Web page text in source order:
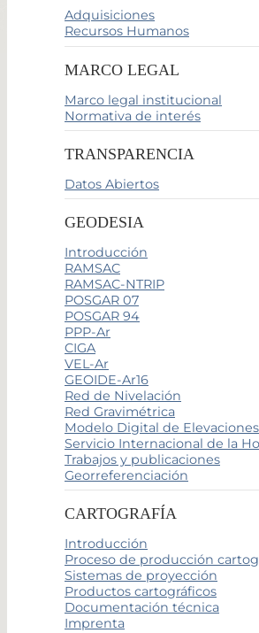
Adquisiciones
Recursos Humanos
MARCO LEGAL
Marco legal institucional
Normativa de interés
TRANSPARENCIA
Datos Abiertos
GEODESIA
Introducción
RAMSAC
RAMSAC-NTRIP
POSGAR 07
POSGAR 94
PPP-Ar
CIGA
VEL-Ar
GEOIDE-Ar16
Red de Nivelación
Red Gravimétrica
Modelo Digital de Elevaciones
Servicio Internacional de la
Trabajos y publicaciones
Georreferenciación
CARTOGRAFÍA
Introducción
Proceso de producción
Sistemas de proyección
Productos cartográficos
Documentación técnica
Imprenta